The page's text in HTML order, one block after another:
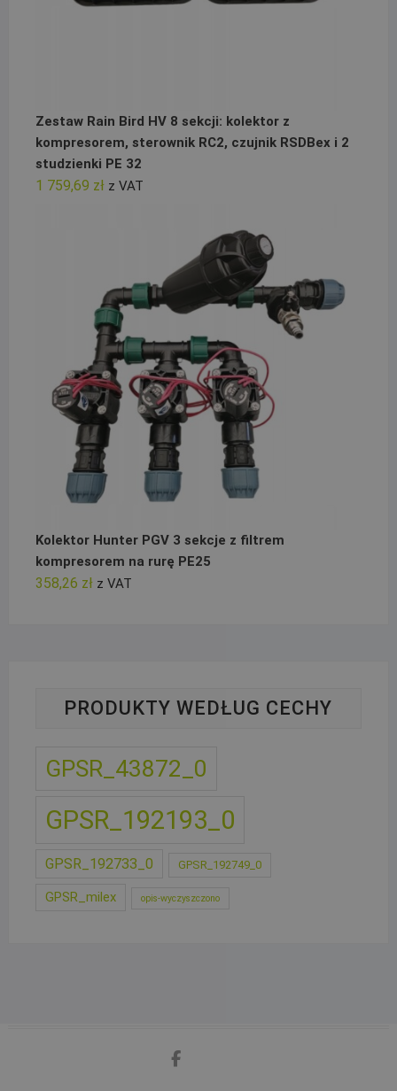
Zestaw Rain Bird HV 8 sekcji: kolektor z
kompresorem, sterownik RC2, czujnik RSDBex i 2
studzienki PE 32
1 759,69 zł z VAT
Kolektor Hunter PGV 3 sekcje z filtrem
kompresorem na rurę PE25
358,26 zł z VAT
PRODUKTY WEDŁUG CECHY
GPSR_43872_0
GPSR_192193_0
GPSR_192733_0 GPSR_192749_0
GPSR_milex opis-wyczyszczono
facebook